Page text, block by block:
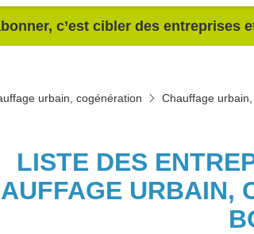
c’est cibler des
urbain, cogénération Chauffage
LISTE DES
URBAIN,